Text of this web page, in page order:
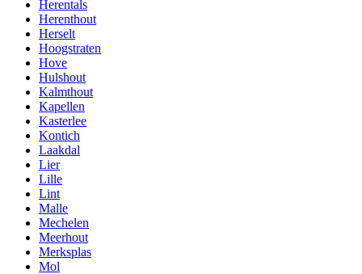
Herentals
Herenthout
Herselt
Hoogstraten
Hove
Hulshout
Kalmthout
Kapellen
Kasterlee
Kontich
Laakdal
Lier
Lille
Lint
Malle
Mechelen
Meerhout
Merksplas
Mol